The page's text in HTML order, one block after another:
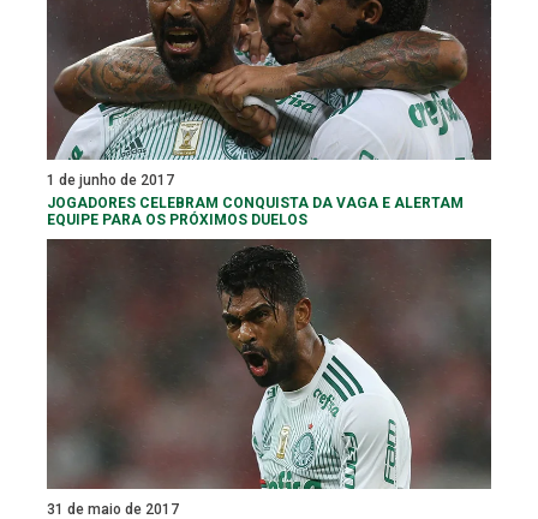
1 de junho de 2017
JOGADORES CELEBRAM CONQUISTA DA VAGA E ALERTAM
EQUIPE PARA OS PRÓXIMOS DUELOS
31 de maio de 2017